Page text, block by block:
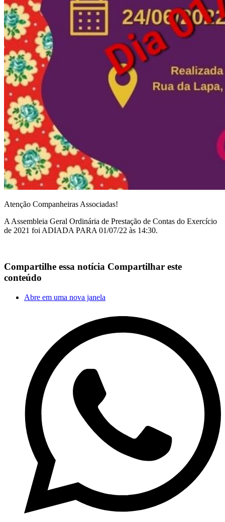
Atenção Companheiras Associadas!
A Assembleia Geral Ordinária de Prestação de Contas do Exercício
de 2021 foi ADIADA PARA 01/07/22 às 14:30.
Compartilhe essa notícia Compartilhar este
conteúdo
Abre em uma nova janela